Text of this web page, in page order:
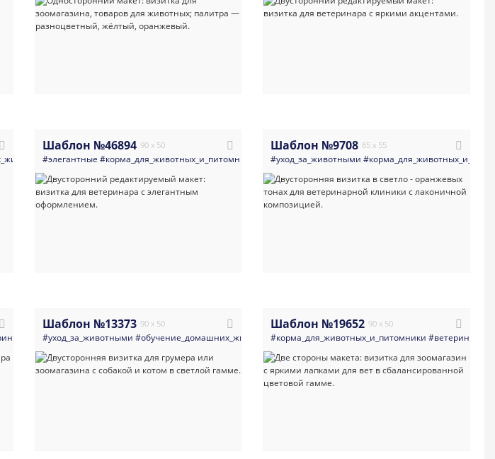
#корма_для_животных_и_питомники #кот #яркие #рисованный_стиль #визитка
Шаблон №46894 90 x 50
#элегантные #корма_для_животных_и_питомники #ветеринария#яркие#визитка
Шаблон №9708 85 x 55
#уход_за_животными
#современные#яркие #визитка #ветеринария_врачи_клиники#зоомагазин#клиника_больница
Шаблон №13373 90 x 50
#уход_за_животными #обучение_домашних_животных#корма_для_животных_и_питомники#кот
Шаблон №19652 90 x 50
#корма_для_животных_и_питомники #ветеринария